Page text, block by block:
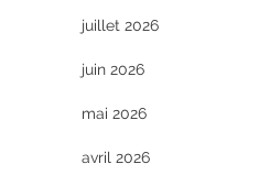
juillet 2026
juin 2026
mai 2026
avril 2026